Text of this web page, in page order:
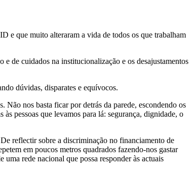
e que muito alteraram a vida de todos os que trabalham
de cuidados na institucionalização e os desajustamentos
dúvidas, disparates e equívocos.
Não nos basta ficar por detrás da parede, escondendo os
pessoas que levamos para lá: segurança, dignidade, o
reflectir sobre a discriminação no financiamento de
em poucos metros quadrados fazendo-nos gastar
rede nacional que possa responder às actuais